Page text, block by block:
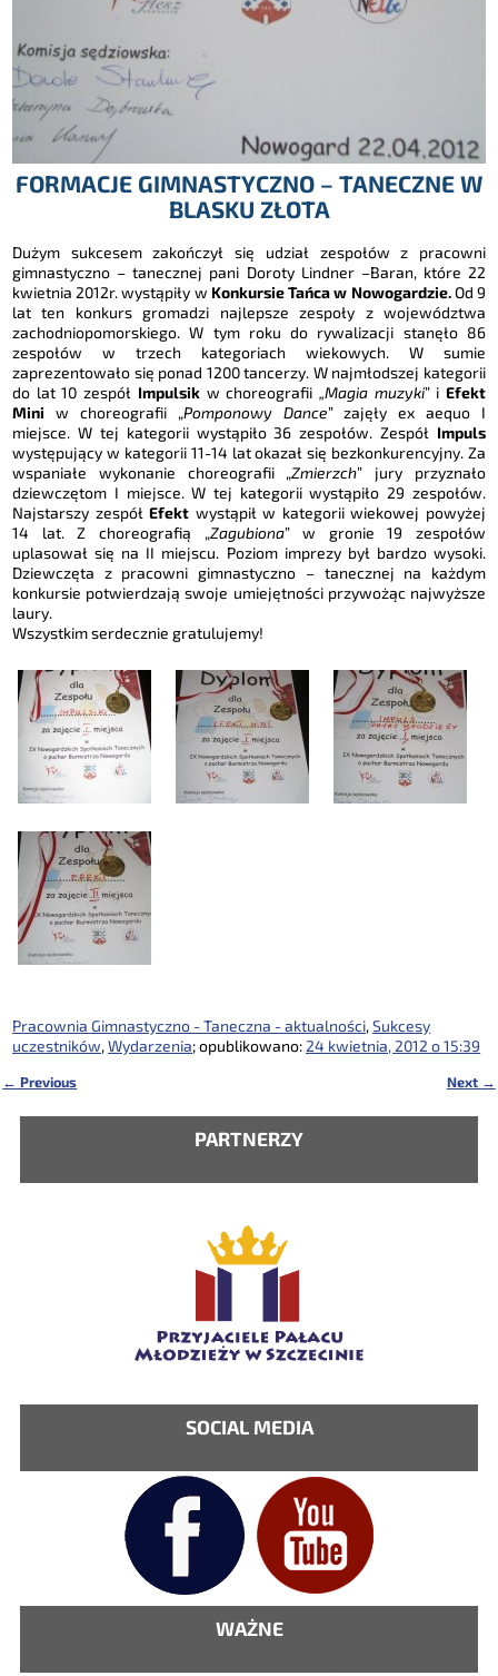
FORMACJE GIMNASTYCZNO – TANECZNE W
BLASKU ZŁOTA
Dużym sukcesem zakończył się udział zespołów z pracowni
gimnastyczno – tanecznej pani Doroty Lindner –Baran, które 22
kwietnia 2012r. wystąpiły w Konkursie Tańca w Nowogardzie.Od 9
lat ten konkurs gromadzi najlepsze zespoły z województwa
zachodniopomorskiego. W tym roku do rywalizacji stanęło 86
zespołów w trzech kategoriach wiekowych. W sumie
zaprezentowało się ponad 1200 tancerzy. W najmłodszej kategorii
do lat 10 zespół Impulsikw choreografii „Magia muzyki” i Efekt
Mini w choreografii „Pomponowy Dance” zajęły ex aequo I
miejsce. W tej kategorii wystąpiło 36 zespołów. Zespół Impuls
występujący w kategorii 11-14 lat okazał się bezkonkurencyjny. Za
wspaniałe wykonanie choreografii „Zmierzch” jury przyznało
dziewczętom I miejsce. W tej kategorii wystąpiło 29 zespołów.
Najstarszy zespółEfekt wystąpił w kategorii wiekowej powyżej
14 lat. Z choreografią „Zagubiona” w gronie 19 zespołów
uplasował się na II miejscu. Poziom imprezy był bardzo wysoki.
Dziewczęta z pracowni gimnastyczno – tanecznej na każdym
konkursie potwierdzają swoje umiejętności przywożąc najwyższe
laury.
Wszystkim serdecznie gratulujemy!
Pracownia Gimnastyczno - Taneczna - aktualności,Sukcesy
uczestników,Wydarzenia; opublikowano: 24 kwietnia, 2012 o 15:39
← Previous Next →
PARTNERZY
SOCIAL MEDIA
WAŻNE